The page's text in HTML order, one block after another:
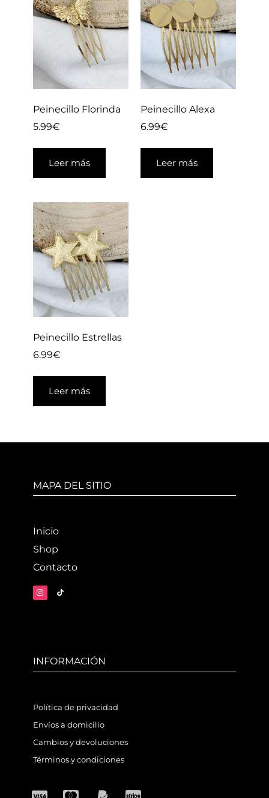
Peinecillo Florinda
5.99€
Leer más
Peinecillo Alexa
6.99€
Leer más
Peinecillo Estrellas
6.99€
Leer más
MAPA DEL SITIO
Inicio
Shop
Contacto
INFORMACIÓN
Política de privacidad
Envíos a domicilio
Cambios y devoluciones
Términos y condiciones